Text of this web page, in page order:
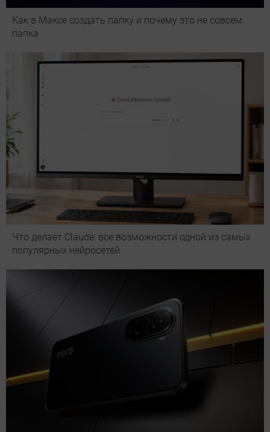
Как в Максе создать папку и почему это не совсем
папка
Что делает Сlaude: все возможности одной из самых
популярных нейросетей